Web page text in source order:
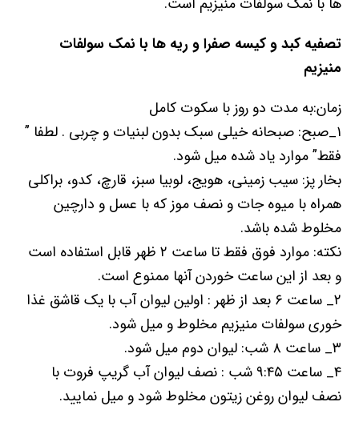
تصفیه کبد و کیسه صفرا و ریهھا با نمک سولفات
منیزیم
زمان:به مدت دو روز با سکوت کامل
۱_صبح: صبحانه خیلی سبک بدون لبنیات و چربی . لطفا ”
فقط” موارد یاد شده میل شود.
بخار پز: سیب زمینی، ھویج، لوبیا سبز، قارچ، کدو، براکلی
ھمراه با میوه جات و نصف موز که با عسل و دارچین
مخلوط شده باشد.
نکته: موارد فوق فقط تا ساعت ۲ ظھر قابل استفاده است
و بعد از این ساعت خوردن آنھا ممنوع است.
۲_ ساعت ۶ بعد از ظھر : اولین لیوان آب با یک قاشق غذا
خوری سولفات منیزیم مخلوط و میل شود.
۳_ ساعت ۸ شب: لیوان دوم میل شود.
۴_ ساعت ۹:۴۵ شب : نصف لیوان آب گریپ فروت با
نصف لیوان روغن زیتون مخلوط شود و میل نمایید.